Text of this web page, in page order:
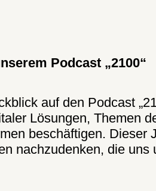
Podcast „2100“
auf den Podcast
Lösungen, Themen
beschäftigen.
nachzudenken, die